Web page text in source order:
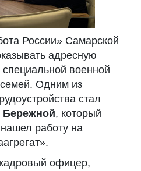
России» Самарской
адресную
военной
Одним из
стал
Бережной, который
работу на
офицер,